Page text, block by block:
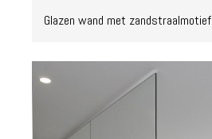
Glazen wand met zandstraalmotief